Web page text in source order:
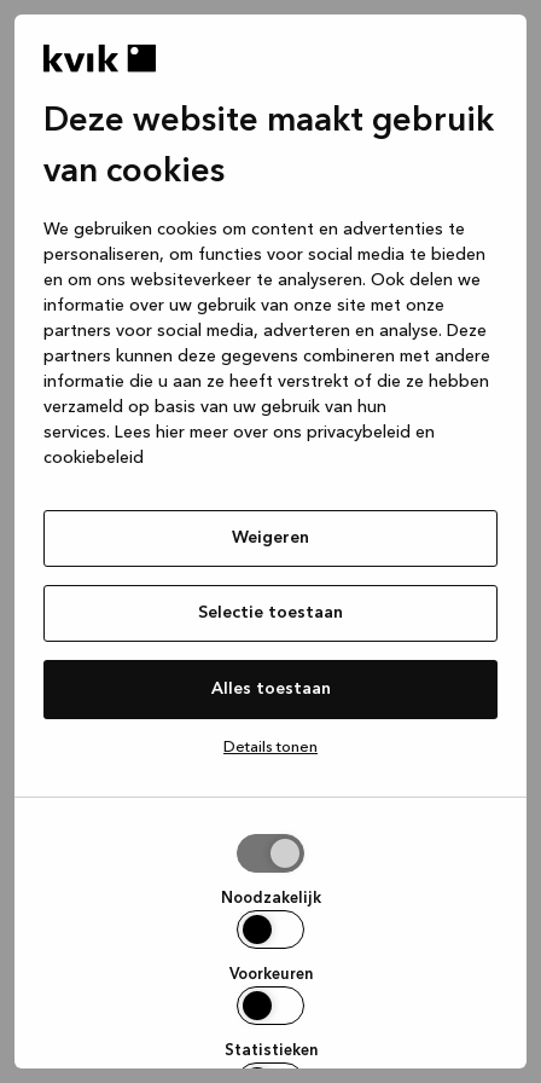
Deze website maakt gebruik
van cookies
We gebruiken cookies om content en advertenties te
personaliseren, om functies voor social media te bieden
en om ons websiteverkeer te analyseren. Ook delen we
informatie over uw gebruik van onze site met onze
partners voor social media, adverteren en analyse. Deze
partners kunnen deze gegevens combineren met andere
informatie die u aan ze heeft verstrekt of die ze hebben
verzameld op basis van uw gebruik van hun
services. Lees hier meer over ons privacybeleid en
cookiebeleid
Weigeren
Selectie toestaan
Alles toestaan
Details tonen
Noodzakelijk
Voorkeuren
Statistieken
(see the browser console for more
information).